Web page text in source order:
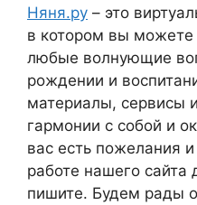
Няня.ру – это
в котором вы можете
любые волнующие
рождении и
материалы, сервисы
гармонии с собой и
вас есть пожелания
работе нашего сайта
пишите. Будем рады